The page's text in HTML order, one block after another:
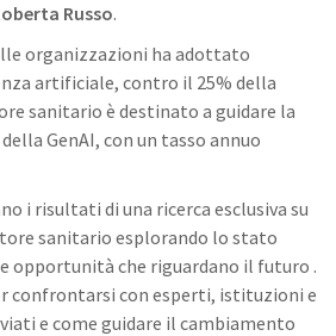
Russo.
organizzazioni ha adottato
artificiale, contro il 25% della
sanitario è destinato a guidare la
GenAI, con un tasso annuo
i risultati di una ricerca esclusiva su
sanitario esplorando lo stato
opportunità che riguardano il futuro .
confrontarsi con esperti, istituzioni e
e come guidare il cambiamento